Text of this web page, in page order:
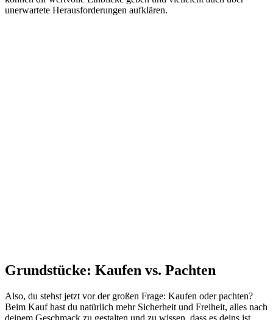
unerwartete Herausforderungen aufklären.
Grundstücke: Kaufen vs. Pachten
Also, du stehst jetzt vor der großen Frage: Kaufen oder pachten?
Beim Kauf hast du natürlich mehr Sicherheit und Freiheit, alles nach
deinem Geschmack zu gestalten und zu wissen, dass es deins ist.